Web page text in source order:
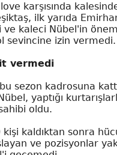
karşısında
ilk yarıda
ve kaleci Nübel'in
sevincine izin vermedi.
vermedi
sezon kadrosuna
yaptığı
oldu.
kişi kaldıktan sonra
ve pozisyonlar